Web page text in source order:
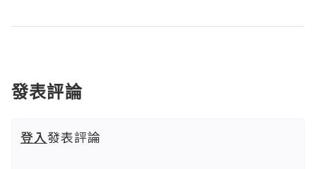
發表評論
登入發表評論